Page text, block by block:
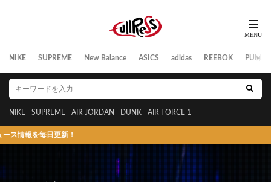
NIKE SUPREME New Balance ASICS adidas REEBOK PUMA
NIKE SUPREME AIR JORDAN DUNK AIR FORCE 1
日更新！